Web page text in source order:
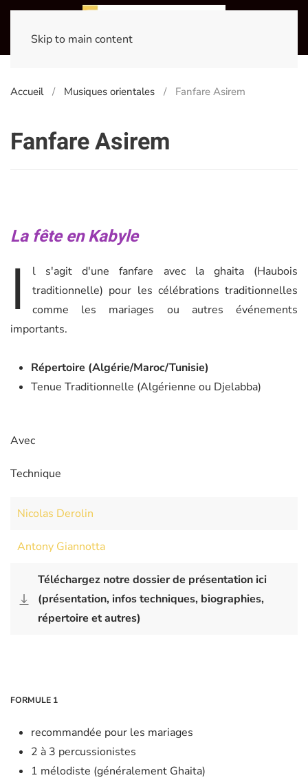
Skip to main content
Accueil Musiques orientales Fanfare Asirem
Fanfare Asirem
La fête en Kabyle
I
l s'agit d'une fanfare avec la ghaita (Haubois
traditionnelle) pour les célébrations traditionnelles
comme les mariages ou autres événements
importants.
Répertoire (Algérie/Maroc/Tunisie)
Tenue Traditionnelle (Algérienne ou Djelabba)
Avec
Technique
Nicolas Derolin
Antony Giannotta
Téléchargez notre dossier de présentation ici
(présentation, infos techniques, biographies,
répertoire et autres)
FORMULE 1
recommandée pour les mariages
2 à 3 percussionistes
1 mélodiste (généralement Ghaita)